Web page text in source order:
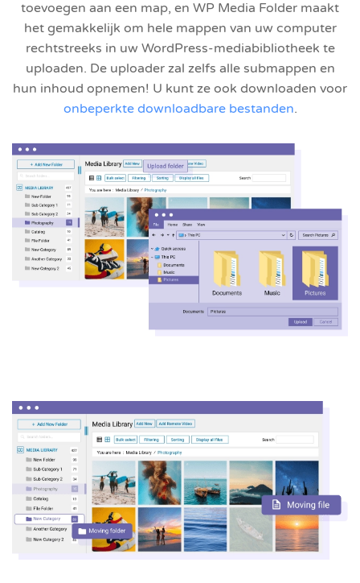
toevoegen aan een map, en WP Media Folder maakt
het gemakkelijk om hele mappen van uw computer
rechtstreeks in uw WordPress-mediabibliotheek te
uploaden. De uploader zal zelfs alle submappen en
hun inhoud opnemen! U kunt ze ook downloaden voor
onbeperkte downloadbare bestanden.